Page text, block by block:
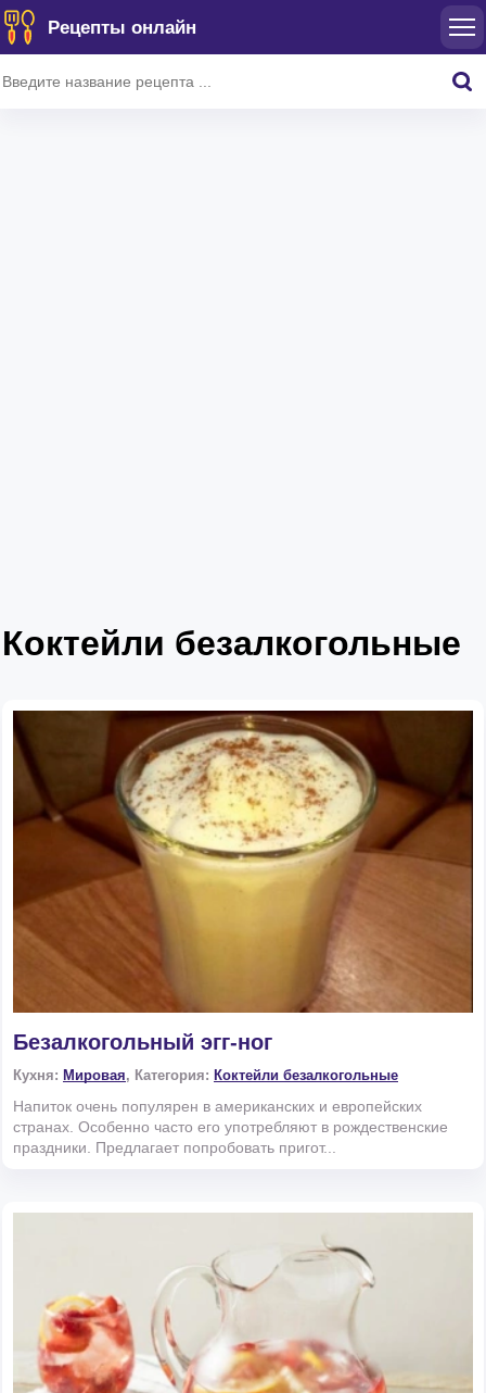
Рецепты онлайн
Коктейли безалкогольные
Безалкогольный эгг-ног
Кухня: Мировая, Категория: Коктейли безалкогольные
Напиток очень популярен в американских и европейских
странах. Особенно часто его употребляют в рождественские
праздники. Предлагает попробовать пригот...